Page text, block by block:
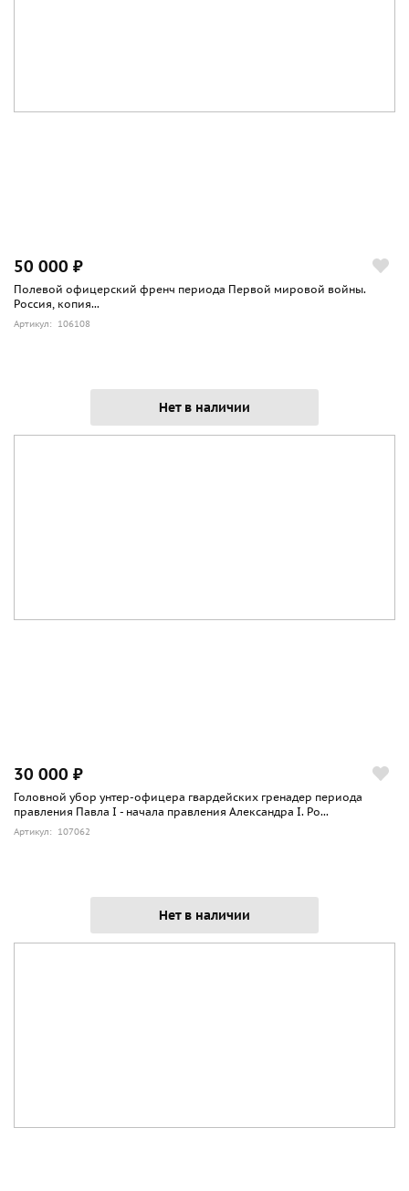
50 000 ₽
Полевой офицерский френч периода Первой мировой войны.
Россия, копия...
Артикул: 106108
Нет в наличии
30 000 ₽
Головной убор унтер-офицера гвардейских гренадер периода
правления Павла I - начала правления Александра I. Ро...
Артикул: 107062
Нет в наличии